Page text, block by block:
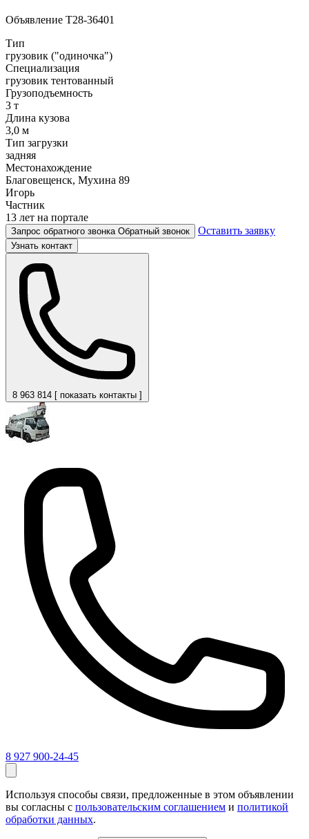
Объявление T28-36401
Тип
грузовик ("одиночка")
Специализация
грузовик тентованный
Грузоподъемность
3 т
Длина кузова
3,0 м
Тип загрузки
задняя
Местонахождение
Благовещенск, Мухина 89
Игорь
Частник
13 лет на портале
Запрос обратного звонка Обратный звонок Оставить заявку
Узнать контакт
8 963 814 [ показать контакты ]
8 927 900-24-45
Используя способы связи, предложенные в этом объявлении
вы согласны с пользовательским соглашением и политикой
обработки данных.